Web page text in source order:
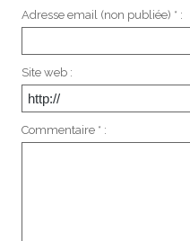
Adresse email (non publiée) * :
Site web :
Commentaire * :